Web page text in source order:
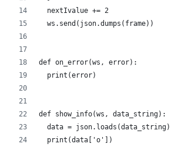
  nextIvalue += 2
  ws.send(json.dumps(frame))
def on_error(ws, error):
  print(error)
def show_info(ws, data_string):
  data = json.loads(data_string)
  print(data['o'])